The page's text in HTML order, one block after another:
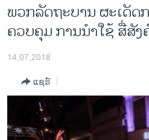
ຂ້າມ
ຂ້າມ
ຫາ
ການເລືອກຕັ້ງ ປະທານາທີບໍດີ ສະຫະລັດ
ຂ່າວ​ຈີນ
ໂລກ
ອິດສະຫຼະພາບດ້ານການຂ່າວ
ພວກລັດຖະບານ ຜະເດັດ
ຄວບຄຸມ ການນຳໃຊ້ ສື່ສັງ
14,07,2018
ແຊຣ໌